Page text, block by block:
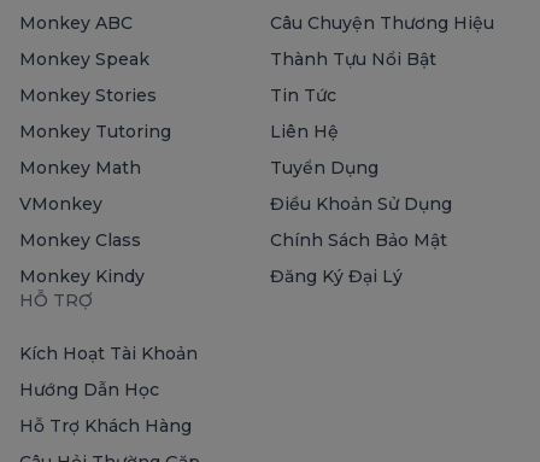
Monkey ABC
Monkey Speak
Monkey Stories
Monkey Tutoring
Monkey Math
VMonkey
Monkey Class
Monkey Kindy
Câu Chuyện Thương Hiệu
Thành Tựu Nổi Bật
Tin Tức
Liên Hệ
Tuyển Dụng
Điều Khoản Sử Dụng
Chính Sách Bảo Mật
Đăng Ký Đại Lý
HỖ TRỢ
Kích Hoạt Tài Khoản
Hướng Dẫn Học
Hỗ Trợ Khách Hàng